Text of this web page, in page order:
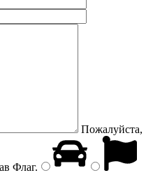
Пожалуйста,
Флаг.